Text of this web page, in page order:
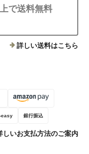
で送料無料
詳しい送料はこちら
easy 銀行振込
しいお支払方法のご案内